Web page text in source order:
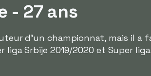
- 27 ans
d'un championnat, mais il a
Srbije 2019/2020 et Super liga